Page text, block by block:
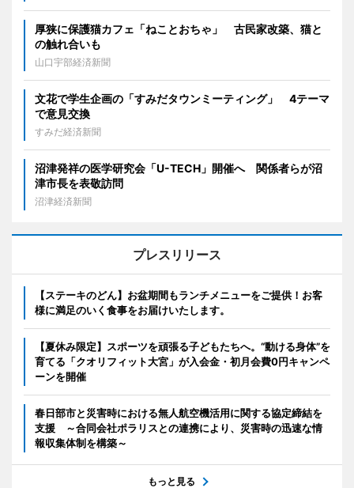
厚狭に保護猫カフェ「ねことおちゃ」 古民家改築、猫と
の触れ合いも
山口宇部経済新聞
文花で学生企画の「すみだタウンミーティング」 4テーマ
で意見交換
すみだ経済新聞
沼津発祥の医学研究会「U-TECH」開催へ 関係者らが沼
津市長を表敬訪問
沼津経済新聞
プレスリリース
【ステーキのどん】お盆期間もランチメニューをご提供！お客
様に満足のいく食事をお届けいたします。
【夏休み限定】スポーツを頑張る子どもたちへ。“動ける身体”を
育てる「クオリフィット大宮」が入会金・初月会費0円キャンペ
ーンを開催
春日部市と災害時における無人航空機活用に関する協定締結を
支援 ～合同会社ポラリスとの連携により、災害時の迅速な情
報収集体制を構築～
もっと見る